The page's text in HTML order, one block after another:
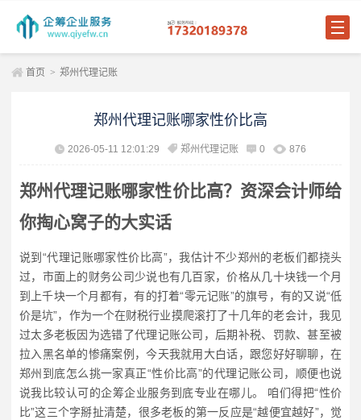
首页 > 郑州代理记账
郑州代理记账哪家性价比高
2026-05-11 12:01:29 郑州代理记账 0 876
郑州代理记账哪家性价比高？资深会计师给
你掏心窝子的大实话
说到“代理记账哪家性价比高”，我估计不少郑州的老板们都挠头
过，市面上的财务公司少说也有几百家，价格从几十块钱一个月
到上千块一个月都有，有的打着“零元记账”的旗号，有的又说“低
价是坑”，作为一个在财税行业摸爬滚打了十几年的老会计，我见
过太多老板因为选错了代理记账公司，后期补税、罚款、甚至被
拉入黑名单的惨痛案例，今天我就用大白话，跟您好好聊聊，在
郑州到底怎么挑一家真正“性价比高”的代理记账公司，顺便也说
说我比较认可的企筹企业服务到底专业在哪儿。 咱们得把“性价
比”这三个字掰扯清楚，很多老板的第一反应是“越便宜越好”，觉